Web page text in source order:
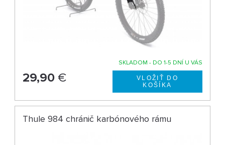
SKLADOM - DO 1-5 DNÍ U VÁS
29,90 €
Thule 984 chránič karbónového rámu